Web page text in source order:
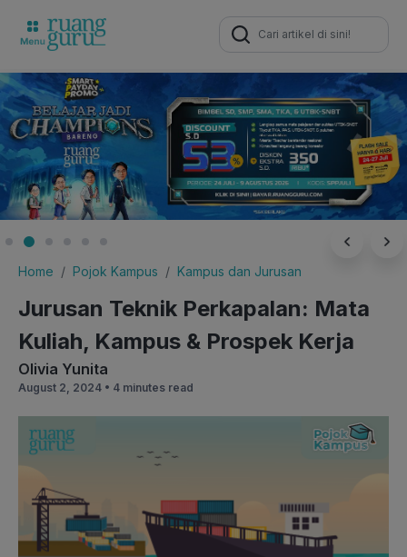
Search
for:
Home Pojok Kampus Kampus dan Jurusan
Jurusan Teknik Perkapalan: Mata
Kuliah, Kampus & Prospek Kerja
Olivia Yunita
August 2, 2024 • 4 minutes read